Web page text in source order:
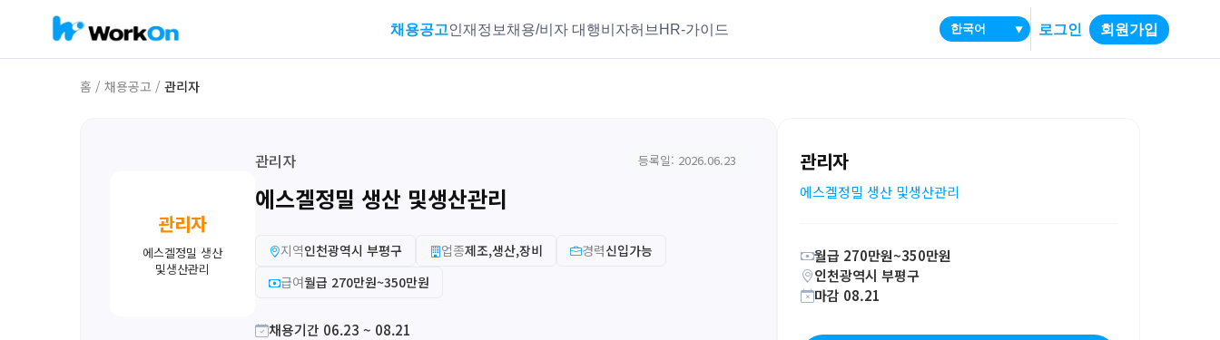
채용공고인재정보 채용/비자 대행비자허브 HR-가이드 ▼ 로그인 회원가입
홈 / 채용공고 / 관리자
관리자
에스겔정밀 생산
및생산관리
관리자 등록일: 2026.06.23
에스겔정밀 생산 및생산관리
지역인천광역시 부평구 업종제조,생산,장비 경력신입가능
급여월급 270만원~350만원
채용기간 06.23 ~ 08.21
관리자
에스겔정밀 생산 및생산관리
월급 270만원~350만원
인천광역시 부평구
마감 08.21